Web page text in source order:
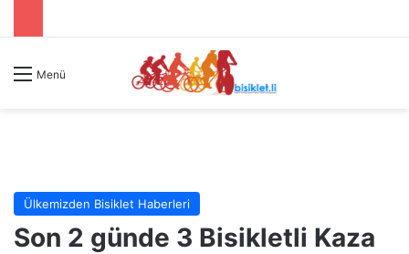
Menü
Ülkemizden Bisiklet Haberleri
Son 2 günde 3 Bisikletli Kaza